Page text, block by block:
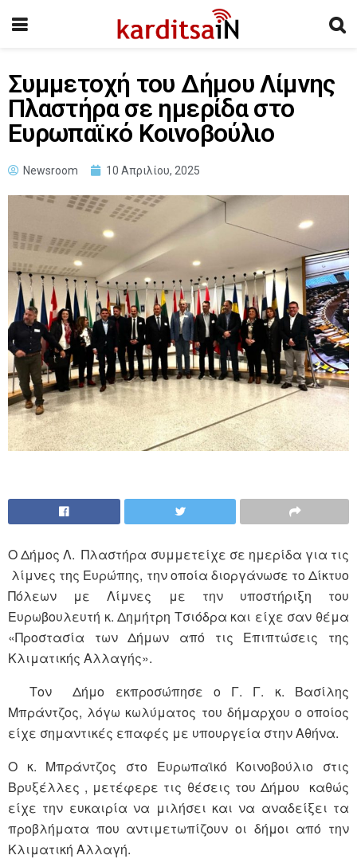
Συμμετοχή του Δήμου Λίμνης
Πλαστήρα σε ημερίδα στο
Ευρωπαϊκό Κοινοβούλιο
Newsroom 10 Απριλίου, 2025
Ο Δήμος Λ. Πλαστήρα συμμετείχε σε ημερίδα για τις
λίμνες της Ευρώπης, την οποία διοργάνωσε το Δίκτυο
Πόλεων με Λίμνες με την υποστήριξη του
Ευρωβουλευτή κ. Δημήτρη Τσιόδρα και είχε σαν θέμα
«Προστασία των Δήμων από τις Επιπτώσεις της
Κλιματικής Αλλαγής».
Τον Δήμο εκπροσώπησε ο Γ. Γ. κ. Βασίλης
Μπράντζος, λόγω κωλύματος του δήμαρχου ο οποίος
είχε σημαντικές επαφές με υπουργεία στην Αθήνα.
Ο κ. Μπράντζος στο Ευρωπαϊκό Κοινοβούλιο στις
Βρυξέλλες , μετέφερε τις θέσεις του Δήμου καθώς
είχε την ευκαιρία να μιλήσει και να αναδείξει τα
προβλήματα που αντιμετωπίζουν οι δήμοι από την
Κλιματική Αλλαγή.